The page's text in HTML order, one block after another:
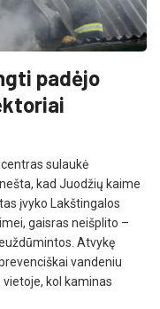
padėjo
sulaukė
kad Juodžių kaime
įvyko Lakštingalos
gaisras neišplito –
Atvykę
vandeniu
kol kaminas